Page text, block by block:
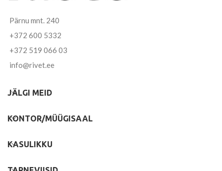
Pärnu mnt. 240
+372 600 5332
+372 519 066 03
info@rivet.ee
JÄLGI MEID
KONTOR/MÜÜGISAAL
KASULIKKU